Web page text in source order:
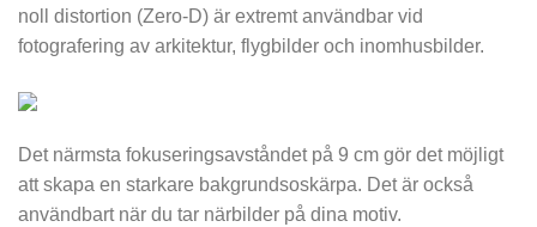
noll distortion (Zero-D) är extremt användbar vid
fotografering av arkitektur, flygbilder och inomhusbilder.
Det närmsta fokuseringsavståndet på 9 cm gör det möjligt
att skapa en starkare bakgrundsoskärpa. Det är också
användbart när du tar närbilder på dina motiv.